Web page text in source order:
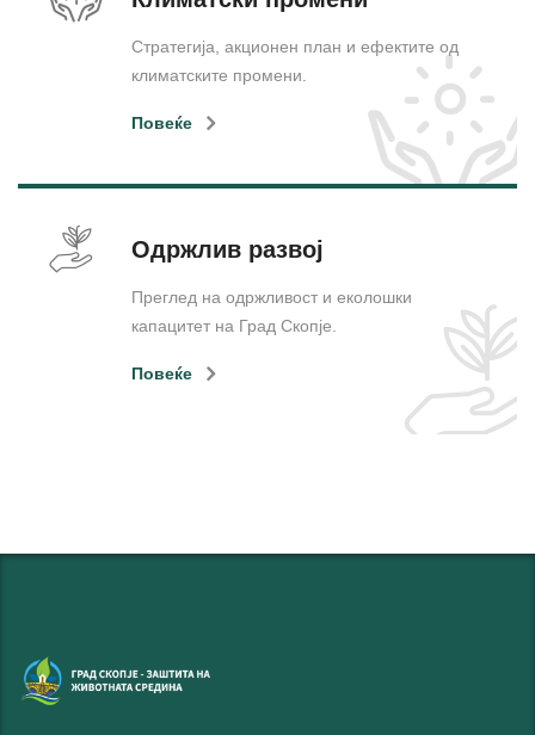
Стратегија, акционен план и ефектите од
климатските промени.
Повеќе
Одржлив развој
Преглед на одржливост и еколошки
капацитет на Град Скопје.
Повеќе